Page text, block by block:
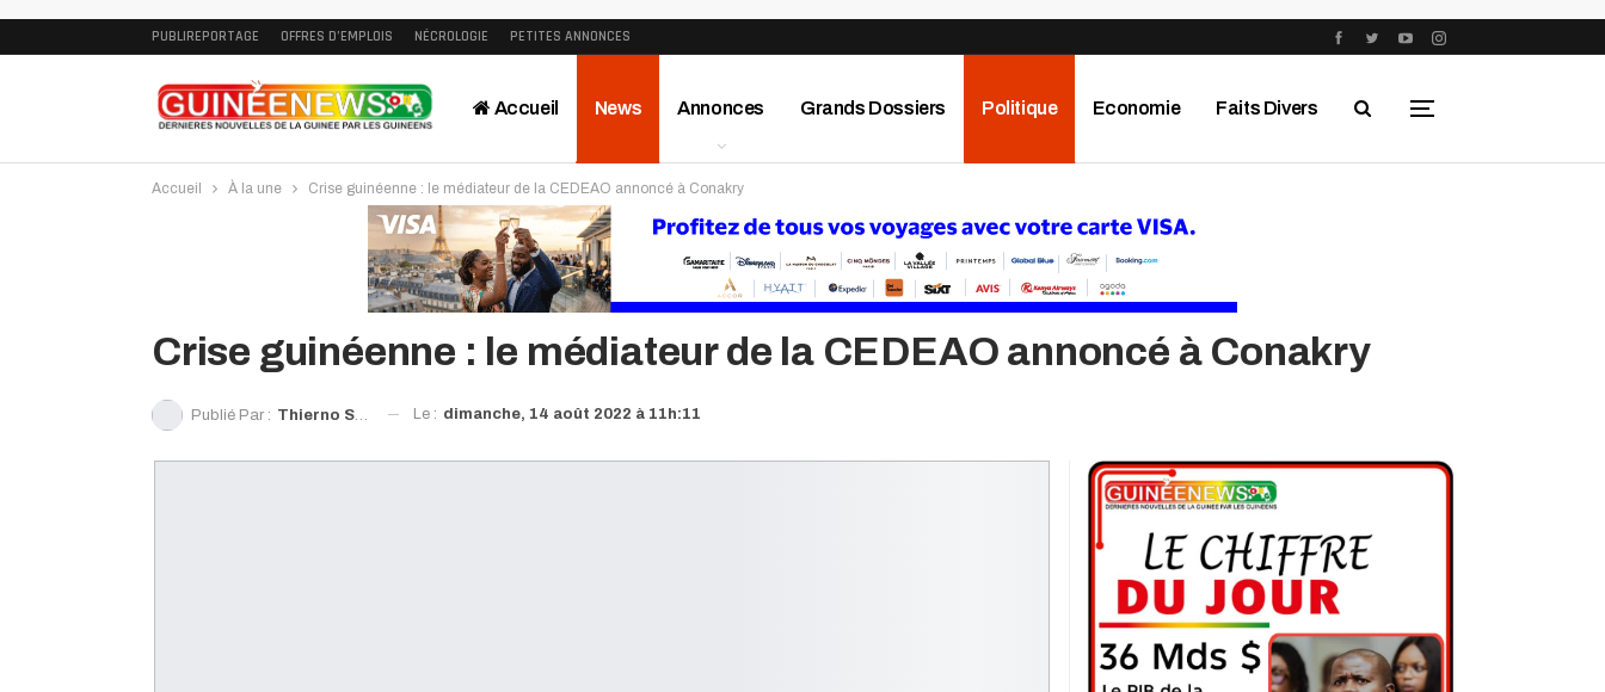
PUBLIREPORTAGE OFFRES D’EMPLOIS NÉCROLOGIE PETITES ANNONCES
Accueil News Annonces Grands Dossiers Politique Economie Faits Divers
Interviews Publireportage Région
Accueil À la une Crise guinéenne : le médiateur de la CEDEAO annoncé à Conakry
Crise guinéenne : le médiateur de la CEDEAO annoncé à Conakry
Publié Par : Thierno Souleymane Diallo Le : dimanche, 14 août 2022 à 11h:11